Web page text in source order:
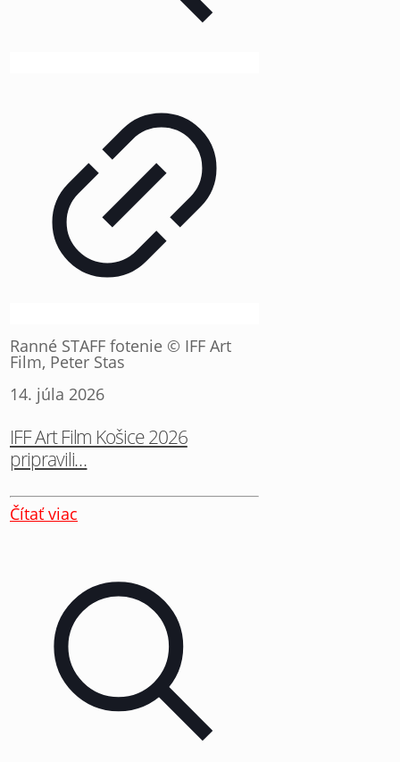
Ranné STAFF fotenie © IFF Art
Film, Peter Stas
14. júla 2026
IFF Art Film Košice 2026
pripravili…
Čítať viac